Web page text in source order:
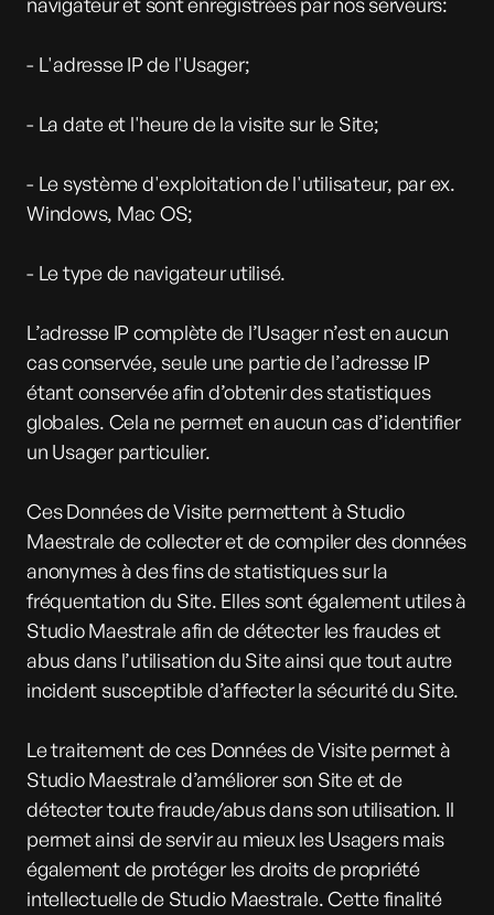
- L'adresse IP de l'Usager;
- La date et l'heure de la visite sur le Site;
- Le système d'exploitation de l'utilisateur, par ex.
Windows, Mac OS;
- Le type de navigateur utilisé.
L’adresse IP complète de l’Usager n’est en aucun
cas conservée, seule une partie de l’adresse IP
étant conservée afin d’obtenir des statistiques
globales. Cela ne permet en aucun cas d’identifier
un Usager particulier.
Ces Données de Visite permettent à Studio
Maestrale de collecter et de compiler des données
anonymes à des fins de statistiques sur la
fréquentation du Site. Elles sont également utiles à
Studio Maestrale afin de détecter les fraudes et
abus dans l’utilisation du Site ainsi que tout autre
incident susceptible d’affecter la sécurité du Site.
Le traitement de ces Données de Visite permet à
Studio Maestrale d’améliorer son Site et de
détecter toute fraude/abus dans son utilisation. Il
permet ainsi de servir au mieux les Usagers mais
également de protéger les droits de propriété
intellectuelle de Studio Maestrale. Cette finalité